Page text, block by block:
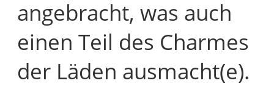
angebracht, was auch
einen Teil des Charmes
der Läden ausmacht(e).